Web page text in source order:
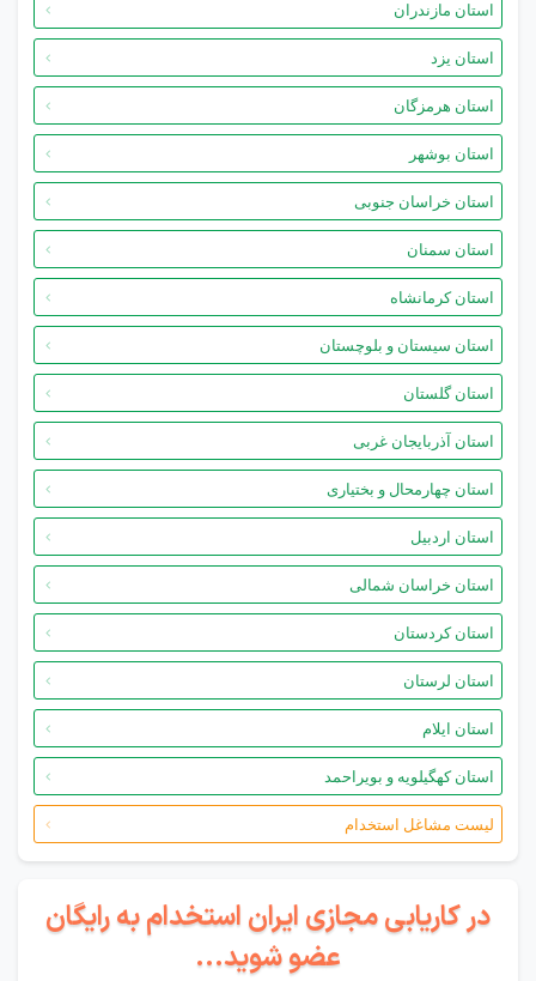
استان مازندران
استان یزد
استان هرمزگان
استان بوشهر
استان خراسان جنوبی
استان سمنان
استان کرمانشاه
استان سیستان و بلوچستان
استان گلستان
استان آذربایجان غربی
استان چهارمحال و بختیاری
استان اردبیل
استان خراسان شمالی
استان کردستان
استان لرستان
استان ایلام
استان کهگیلویه و بویراحمد
لیست مشاغل استخدام
در کاریابی مجازی ایران استخدام به رایگان
عضو شوید...